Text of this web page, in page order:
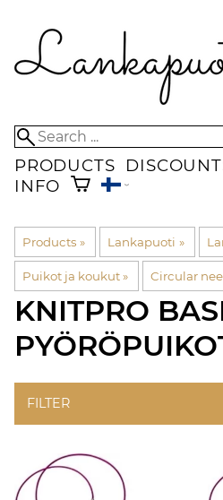
PRODUCTS
INFO
Products ‪» Lankapuoti ‪»
Puikot ja koukut‪» Circular
KNITPRO
FILTER